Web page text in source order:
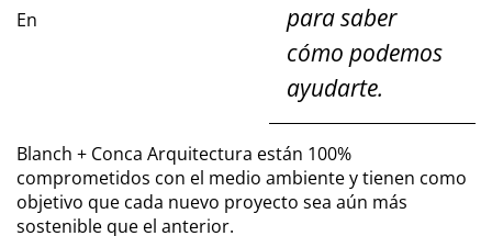
para saber
cómo podemos
ayudarte.
En
Blanch + Conca Arquitectura están 100%
comprometidos con el medio ambiente y tienen como
objetivo que cada nuevo proyecto sea aún más
sostenible que el anterior.